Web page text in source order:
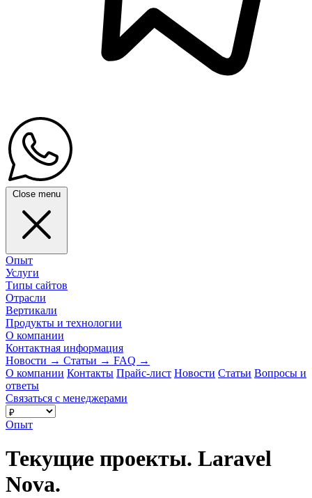
Close menu
Опыт
Услуги
Типы сайтов
Отрасли
Вертикали
Продукты и технологии
О компании
Контактная информация
Новости → Статьи → FAQ →
О компании Контакты Прайс-лист Новости Статьи Вопросы и
ответы
Связаться с менеджерами
Опыт
Текущие проекты. Laravel
Nova.